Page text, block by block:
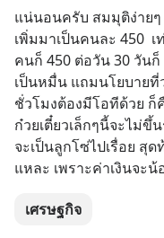
แน่นอนครับ สมมุติง่ายๆ
เพิ่มมาเป็นคนละ 450
คนก็ 450 ต่อวัน 30 วัน
เป็นหมื่น แถมนโยบายที่
ชั่วโมงต้องมีโอทีด้วย ก็
ก๋วยเตี๋ยวเล็กๆนี้จะไม่ขึ้
จะเป็นลูกโซ่ไปเรื่อย
แหละ เพราะค่าเงินจะน้
เศรษฐกิจ